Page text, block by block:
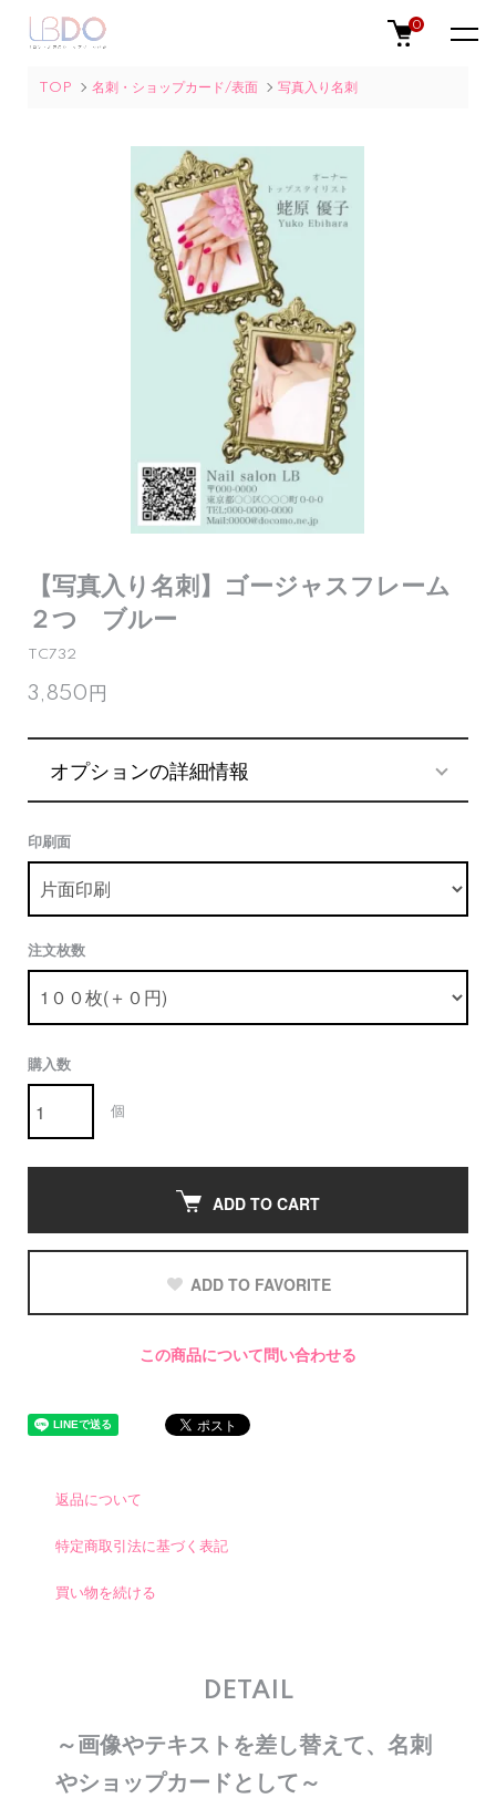
0
TOP 名刺・ショップカード/表面 写真入り名刺
【写真入り名刺】ゴージャスフレーム
２つ ブルー
TC732
3,850円
オプションの詳細情報
印刷面
注文枚数
購入数
個
ADD TO CART
ADD TO FAVORITE
この商品について問い合わせる
返品について
特定商取引法に基づく表記
買い物を続ける
DETAIL
～画像やテキストを差し替えて、名刺
やショップカードとして～